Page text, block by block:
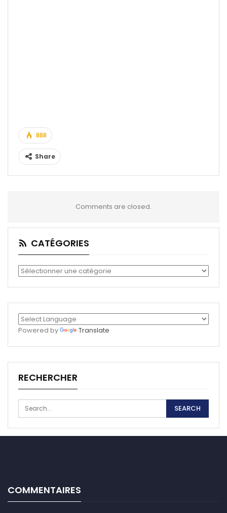
888
Share
Comments are closed.
CATÉGORIES
Catégories
Powered by Translate
RECHERCHER
COMMENTAIRES